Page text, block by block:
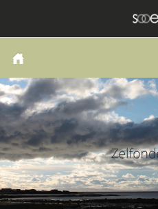
COACHING
LANGS DE